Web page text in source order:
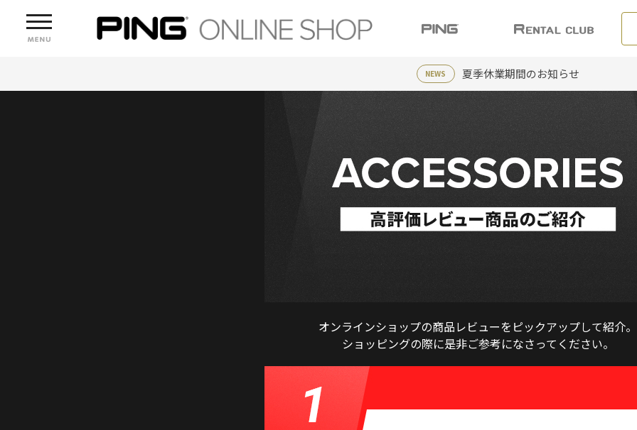
NEWS 夏季休業期間のお知らせ
オンラインショップの商品レビューをピックアップして紹介。
ショッピングの際に是非ご参考になさってください。